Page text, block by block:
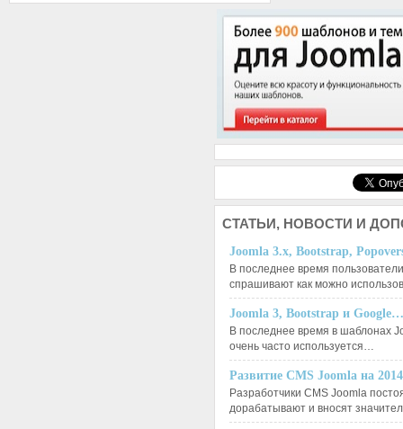
СТАТЬИ, НОВОСТИ И
Joomla 3.x, Bootstrap,
В последнее время
спрашивают как можно
Joomla 3, Bootstrap и Google…
В последнее время в шаблонах
очень часто используется…
Развитие CMS Joomla на
Разработчики CMS Joomla
дорабатывают и вносят